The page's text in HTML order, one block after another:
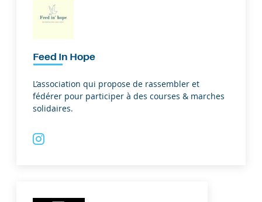
Feed In Hope
L’association qui propose de rassembler et
fédérer pour participer à des courses & marches
solidaires.